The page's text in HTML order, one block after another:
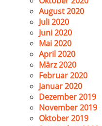
August 2020
Juli 2020
Juni 2020
Mai 2020
April 2020
März 2020
Februar 2020
Januar 2020
Dezember 2019
November 2019
Oktober 2019